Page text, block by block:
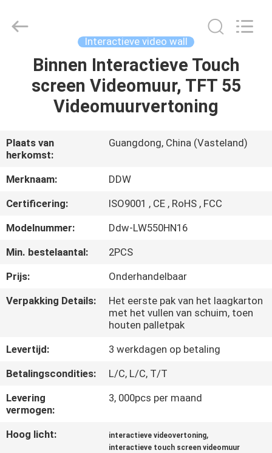
HUIS
PRODUCTEN
ONGEVEER
ONS
FABRIEKSREIS
CONTACTEER
ONS
VERZOEK
OM
EEN
CITAAT
Rights
Reserved.
Interactieve video wall
Binnen Interactieve Touch
screen Videomuur, TFT 55
Videomuurvertoning
Plaats van
herkomst:
Guangdong, China (Vasteland)
Merknaam:
DDW
Certificering:
ISO9001 , CE , RoHS , FCC
Modelnummer:
Ddw-LW550HN16
Min. bestelaantal:
2PCS
Prijs:
Onderhandelbaar
Verpakking Details:
Het eerste pak van het laagkarton
met het vullen van schuim, toen
houten palletpak
Levertijd:
3 werkdagen op betaling
Betalingscondities:
L/C, L/C, T/T
Levering
vermogen:
3, 000pcs per maand
Hoog licht: interactieve videovertoning,
interactieve touch screen videomuur